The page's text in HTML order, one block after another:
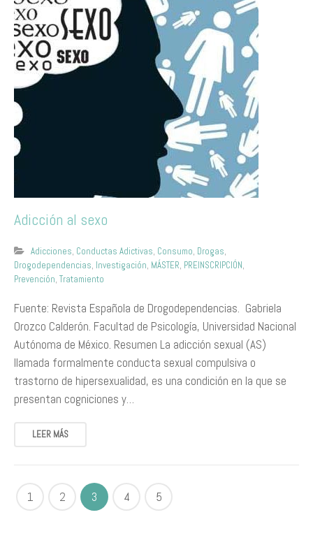
Adicción al sexo
Adicciones, Conductas Adictivas, Consumo, Drogas,
Drogodependencias, Investigación, MÁSTER, PREINSCRIPCIÓN,
Prevención, Tratamiento
Fuente: Revista Española de Drogodependencias. Gabriela
Orozco Calderón. Facultad de Psicología, Universidad Nacional
Autónoma de México. Resumen La adicción sexual (AS)
llamada formalmente conducta sexual compulsiva o
trastorno de hipersexualidad, es una condición en la que se
presentan cogniciones y…
LEER MÁS
1 2 3 4 5